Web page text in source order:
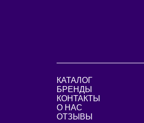
КАТАЛОГ
БРЕНДЫ
КОНТАКТЫ
О НАС
ОТЗЫВЫ